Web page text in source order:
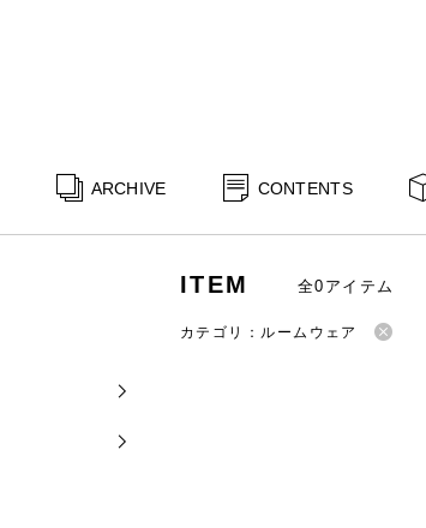
ARCHIVE CONTENTS
ITEM 全0アイテム
カテゴリ：ルームウェア